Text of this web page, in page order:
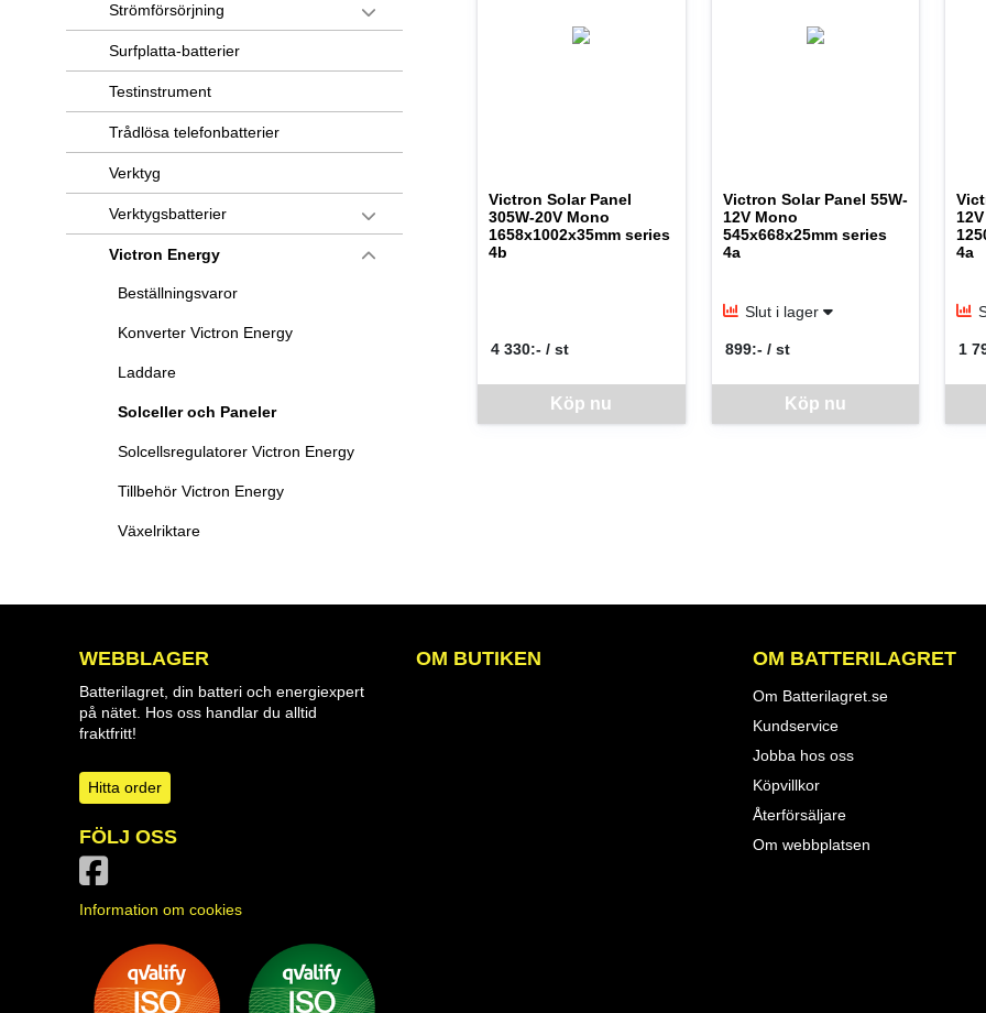
Strömförsörjning
Surfplatta-batterier
Testinstrument
Trådlösa telefonbatterier
Verktyg
Verktygsbatterier
Victron Energy
Beställningsvaror
Konverter Victron Energy
Laddare
Solceller och Paneler
Solcellsregulatorer Victron Energy
Tillbehör Victron Energy
Växelriktare
Victron Solar Panel
305W-20V Mono
1658x1002x35mm series
4b
Denna vara går inte att beställa via webben just nu, vänligen kontakta
Köp nu
4 330:- / st
SEK per ST
Victron Solar Panel 55W-
12V Mono
545x668x25mm series
4a
Slut i lager
Denna vara går inte att beställa via
Köp nu
899:- / st
SEK per ST
4a
1
WEBBLAGER
Batterilagret, din batteri och energiexpert
på nätet. Hos oss handlar du alltid
fraktfritt!
Hitta order
FÖLJ OSS
Information om cookies
OM BUTIKEN OM BATTERILAGRET
Om Batterilagret.se
Kundservice
Jobba hos oss
Köpvillkor
Återförsäljare
Om webbplatsen